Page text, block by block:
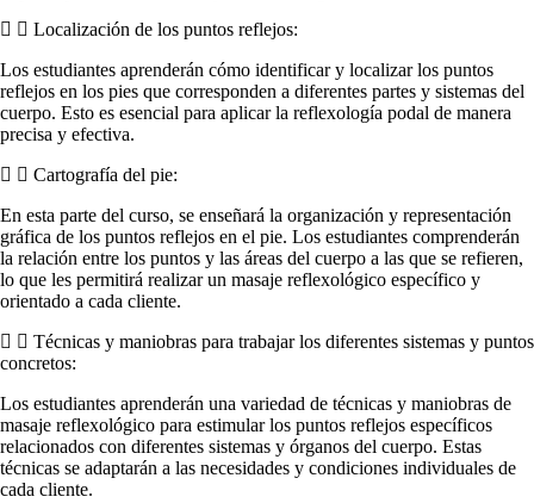
Localización de los puntos reflejos:
Los estudiantes aprenderán cómo identificar y localizar los puntos
reflejos en los pies que corresponden a diferentes partes y sistemas del
cuerpo. Esto es esencial para aplicar la reflexología podal de manera
precisa y efectiva.
Cartografía del pie:
En esta parte del curso, se enseñará la organización y representación
gráfica de los puntos reflejos en el pie. Los estudiantes comprenderán
la relación entre los puntos y las áreas del cuerpo a las que se refieren,
lo que les permitirá realizar un masaje reflexológico específico y
orientado a cada cliente.
Técnicas y maniobras para trabajar los diferentes sistemas y puntos
concretos:
Los estudiantes aprenderán una variedad de técnicas y maniobras de
masaje reflexológico para estimular los puntos reflejos específicos
relacionados con diferentes sistemas y órganos del cuerpo. Estas
técnicas se adaptarán a las necesidades y condiciones individuales de
cada cliente.